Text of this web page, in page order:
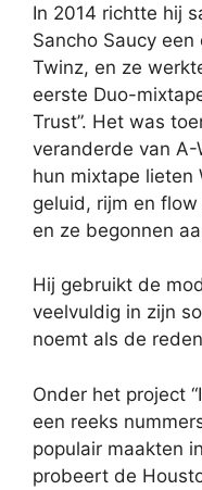
In 2014 richtte hij
Sancho Saucy
Twinz, en ze
eerste Duo-
Trust”. Het was
veranderde van A-
hun mixtape lieten
geluid, rijm en
en ze begonnen
Hij gebruikt de
veelvuldig in zijn
noemt als de
Onder het project
een reeks
populair maakten
probeert de